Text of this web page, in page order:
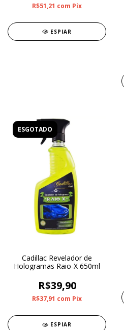
R$51,21 com Pix
ESPIAR
ESGOTADO
Cadillac Revelador de
Hologramas Raio-X 650ml
R$39,90
R$37,91 com Pix
ESPIAR